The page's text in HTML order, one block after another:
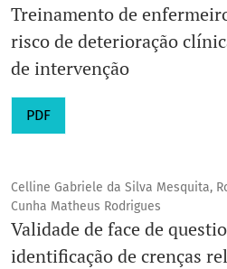
Treinamento de
risco de deterioração
de intervenção
PDF
Celline Gabriele da Silva Mesquita,
Cunha Matheus Rodrigues
Validade de face de
identificação de crenças